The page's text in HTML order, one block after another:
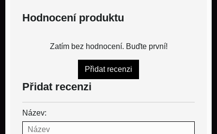
Hodnocení produktu
Zatím bez hodnocení. Buďte první!
Přidat recenzi
Přidat recenzi
Název: